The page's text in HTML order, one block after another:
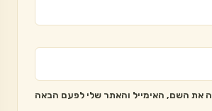
את השם, האימייל והאתר שלי לפעם הבאה